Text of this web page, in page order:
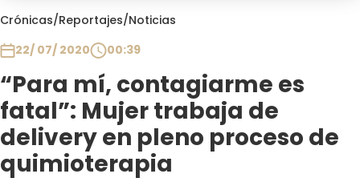
Crónicas/Reportajes/Noticias
22/ 07/ 2020
00:39
“Para mí, contagiarme es
fatal”: Mujer trabaja de
delivery en pleno proceso de
quimioterapia
Club De La Comedia
Plan Perfecto
El Tiempo
Sabingo
Todos Los Programas